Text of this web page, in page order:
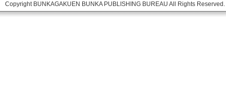
Copyright BUNKAGAKUEN BUNKA PUBLISHING BUREAU All Rights Reserved.